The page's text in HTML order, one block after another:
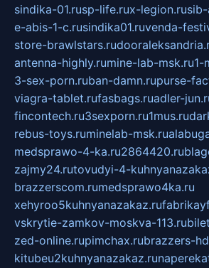
sindika-01.rusp-life.rux-legion.ru
e-abis-1-c.rusindika01.ruvenda-
store-brawlstars.ru
antenna-highly.rumine-lab-msk.ru1-
3-sex-porn.ruban-damn.rupurse-
viagra-tablet.rufasbags.ruadler-
fincontech.ru3sexporn.ru1mus.ru
rebus-toys.ruminelab-msk.ru
medsprawo-4-ka.ru2864420.ru
zajmy24.rutovudyi-4-
brazzerscom.rumedsprawo4ka.ru
xehyroo5kuhnyanazakaz.ru
vskrytie-zamkov-moskva-113.ru
zed-online.rupimchax.rubrazzers-
kitubeu2kuhnyanazakaz.ru